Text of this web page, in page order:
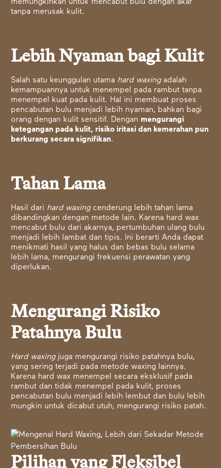
memungkinkan untuk mencabut bulu dengan akar
tanpa merusak kulit.
Lebih Nyaman bagi Kulit
Salah satu keunggulan utama hard waxingadalah
kemampuannya untuk menempel pada rambut tanpa
menempel kuat pada kulit. Hal ini membuat proses
pencabutan bulu menjadi lebih nyaman, bahkan bagi
orang dengan kulit sensitif. Dengan mengurangi
ketegangan pada kulit, risiko iritasi dan kemerahan pun
berkurang secara signifikan.
Tahan Lama
Hasil dari hard waxingcenderung lebih tahan lama
dibandingkan dengan metode lain. Karena hard wax
mencabut bulu dari akarnya, pertumbuhan ulang bulu
menjadi lebih lambat dan tipis. Ini berarti Anda dapat
menikmati hasil yang halus dan bebas bulu selama
lebih lama, mengurangi frekuensi perawatan yang
diperlukan.
Mengurangi Risiko
Patahnya Bulu
Hard waxingjuga mengurangi risiko patahnya bulu,
yang sering terjadi pada metode waxing lainnya.
Karena hard wax menempel secara eksklusif pada
rambut dan tidak menempel pada kulit, proses
pencabutan bulu menjadi lebih lembut dan bulu lebih
mungkin untuk dicabut utuh, mengurangi risiko patah.
Pilihan yang Fleksibel